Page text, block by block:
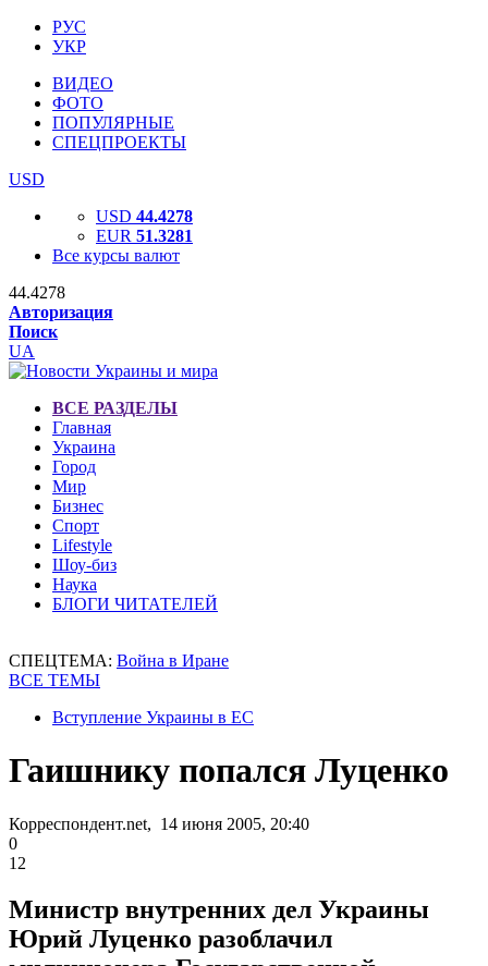
РУС
УКР
ВИДЕО
ФОТО
ПОПУЛЯРНЫЕ
СПЕЦПРОЕКТЫ
USD
USD 44.4278
EUR 51.3281
Все курсы валют
44.4278
Авторизация
Поиск
UA
ВСЕ РАЗДЕЛЫ
Главная
Украина
Город
Мир
Бизнес
Спорт
Lifestyle
Шоу-биз
Наука
БЛОГИ ЧИТАТЕЛЕЙ
СПЕЦТЕМА: Война в Иране
ВСЕ ТЕМЫ
Вступление Украины в ЕС
Гаишнику попался Луценко
Корреспондент.net, 14 июня 2005, 20:40
0
12
Министр внутренних дел Украины
Юрий Луценко разоблачил